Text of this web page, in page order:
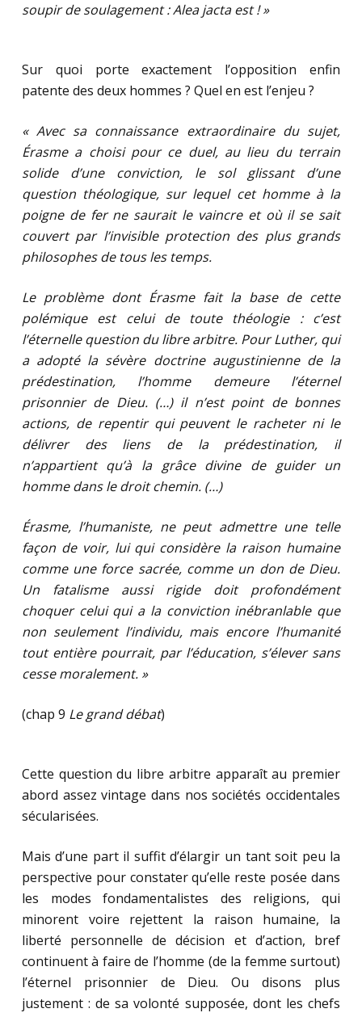
soupir de soulagement : Alea jacta est ! »
Sur quoi porte exactement l’opposition enfin
patente des deux hommes ? Quel en est l’enjeu ?
« Avec sa connaissance extraordinaire du sujet,
Érasme a choisi pour ce duel, au lieu du terrain
solide d’une conviction, le sol glissant d’une
question théologique, sur lequel cet homme à la
poigne de fer ne saurait le vaincre et où il se sait
couvert par l’invisible protection des plus grands
philosophes de tous les temps.
Le problème dont Érasme fait la base de cette
polémique est celui de toute théologie : c’est
l’éternelle question du libre arbitre. Pour Luther, qui
a adopté la sévère doctrine augustinienne de la
prédestination, l’homme demeure l’éternel
prisonnier de Dieu. (…) il n’est point de bonnes
actions, de repentir qui peuvent le racheter ni le
délivrer des liens de la prédestination, il
n’appartient qu’à la grâce divine de guider un
homme dans le droit chemin. (…)
Érasme, l’humaniste, ne peut admettre une telle
façon de voir, lui qui considère la raison humaine
comme une force sacrée, comme un don de Dieu.
Un fatalisme aussi rigide doit profondément
choquer celui qui a la conviction inébranlable que
non seulement l’individu, mais encore l’humanité
tout entière pourrait, par l’éducation, s’élever sans
cesse moralement. »
(chap 9 Le grand débat)
Cette question du libre arbitre apparaît au premier
abord assez vintage dans nos sociétés occidentales
sécularisées.
Mais d’une part il suffit d’élargir un tant soit peu la
perspective pour constater qu’elle reste posée dans
les modes fondamentalistes des religions, qui
minorent voire rejettent la raison humaine, la
liberté personnelle de décision et d’action, bref
continuent à faire de l’homme (de la femme surtout)
l’éternel prisonnier de Dieu. Ou disons plus
justement : de sa volonté supposée, dont les chefs